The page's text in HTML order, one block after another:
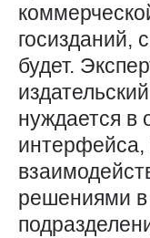
госизданий,
будет.
нуждается в
интерфейса,
решениями